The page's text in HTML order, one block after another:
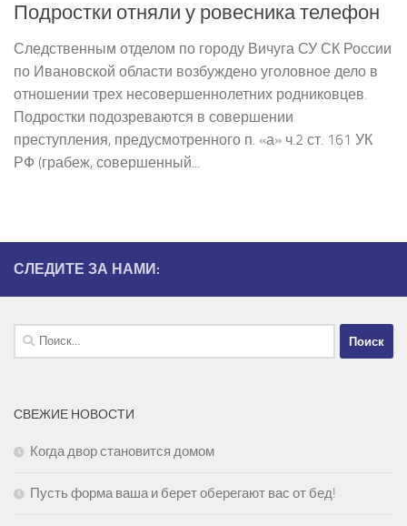
Подростки отняли у ровесника телефон
Следственным отделом по городу Вичуга СУ СК России
по Ивановской области возбуждено уголовное дело в
отношении трех несовершеннолетних родниковцев.
Подростки подозреваются в совершении
преступления, предусмотренного п. «а» ч.2 ст. 161 УК
РФ (грабеж, совершенный...
СЛЕДИТЕ ЗА НАМИ:
Найти:
СВЕЖИЕ НОВОСТИ
Когда двор становится домом
Пусть форма ваша и берет оберегают вас от бед!